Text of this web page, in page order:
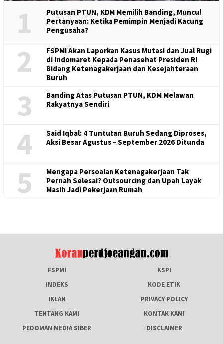
1
Putusan PTUN, KDM Memilih Banding, Muncul
Pertanyaan: Ketika Pemimpin Menjadi Kacung
Pengusaha?
2
FSPMI Akan Laporkan Kasus Mutasi dan Jual Rugi
di Indomaret Kepada Penasehat Presiden RI
Bidang Ketenagakerjaan dan Kesejahteraan
Buruh
3
Banding Atas Putusan PTUN, KDM Melawan
Rakyatnya Sendiri
4
Said Iqbal: 4 Tuntutan Buruh Sedang Diproses,
Aksi Besar Agustus – September 2026 Ditunda
5
Mengapa Persoalan Ketenagakerjaan Tak
Pernah Selesai? Outsourcing dan Upah Layak
Masih Jadi Pekerjaan Rumah
FSPMI
KSPI
INDEKS
KODE ETIK
IKLAN
PRIVACY POLICY
TENTANG KAMI
KONTAK KAMI
PEDOMAN MEDIA SIBER
DISCLAIMER